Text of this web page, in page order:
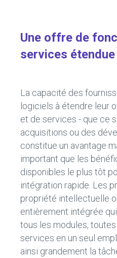
Une offre de
services étendue
La capacité des
logiciels à étendre leur
et de services - que ce
acquisitions ou des
constitue un avantage
important que les
disponibles le plus tôt
intégration rapide. Les
propriété intellectuelle
entièrement intégrée
tous les modules,
services en un seul
ainsi grandement la